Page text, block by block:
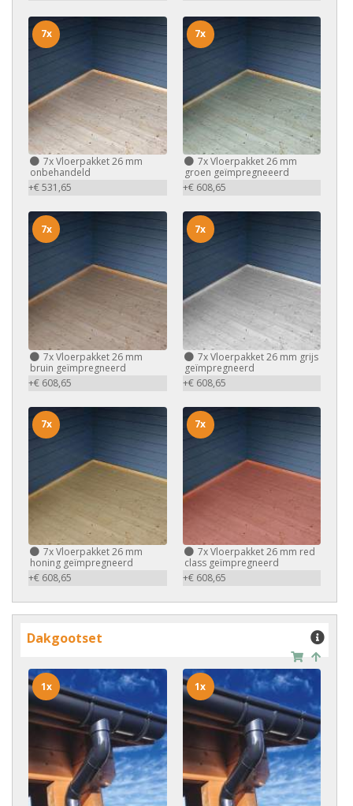
7xVloerpakket 26 mm
onbehandeld
+€ 531,65
7x
7xVloerpakket 26 mm
groen geïmpregneeerd
+€ 608,65
7x
7xVloerpakket 26 mm
bruin geïmpregneerd
+€ 608,65
7x
7xVloerpakket 26 mm grijs
geïmpregneerd
+€ 608,65
7x
7xVloerpakket 26 mm
honing geïmpregneerd
+€ 608,65
7x
7xVloerpakket 26 mm red
class geïmpregneerd
+€ 608,65
7x
Dakgootset
1x 1x